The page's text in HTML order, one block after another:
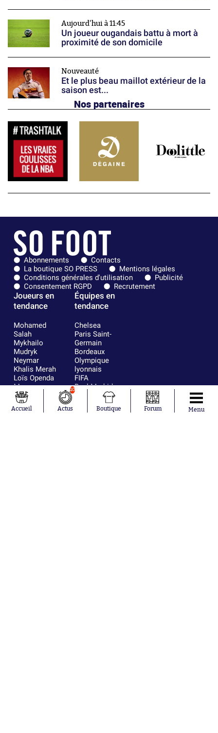
Aujourd'hui à 11:45
Un joueur ougandais battu à mort à
proximité de son domicile
Nouveauté
Et le plus beau maillot extérieur de la
saison est...
Nos partenaires
Abonnements
Contacts
La boutique SO PRESS
Mentions légales
Conditions générales d'utilisation
Publicité
Consentement RGPD
Recrutement
Joueurs en
tendance
Mohamed
Salah
Mykhailo
Mudryk
Neymar
Khalis Merah
Loïs Openda
Moussa
Niakhaté
Nicolás
Tagliafico
Équipes en
tendance
Chelsea
Paris Saint-
Germain
Bordeaux
Olympique
lyonnais
FIFA
Real Madrid
RC Strasbourg
France
Accueil
10
Actus Boutique Forum Menu